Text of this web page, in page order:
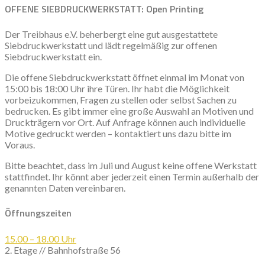
OFFENE SIEBDRUCKWERKSTATT: Open Printing
Der Treibhaus e.V. beherbergt eine gut ausgestattete
Siebdruckwerkstatt und lädt regelmäßig zur offenen
Siebdruckwerkstatt ein.
Die offene Siebdruckwerkstatt öffnet einmal im Monat von
15:00 bis 18:00 Uhr ihre Türen. Ihr habt die Möglichkeit
vorbeizukommen, Fragen zu stellen oder selbst Sachen zu
bedrucken. Es gibt immer eine große Auswahl an Motiven und
Druckträgern vor Ort. Auf Anfrage können auch individuelle
Motive gedruckt werden – kontaktiert uns dazu bitte im
Voraus.
Bitte beachtet, dass im Juli und August keine offene Werkstatt
stattfindet. Ihr könnt aber jederzeit einen Termin außerhalb der
genannten Daten vereinbaren.
Öffnungszeiten
15.00 – 18.00 Uhr
2. Etage // Bahnhofstraße 56